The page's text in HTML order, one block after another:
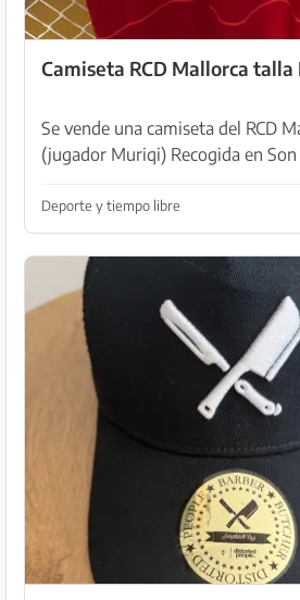
Camiseta RCD Mallorca
Se vende una camiseta del RCD
(jugador Muriqi)
Deporte y tiempo libre